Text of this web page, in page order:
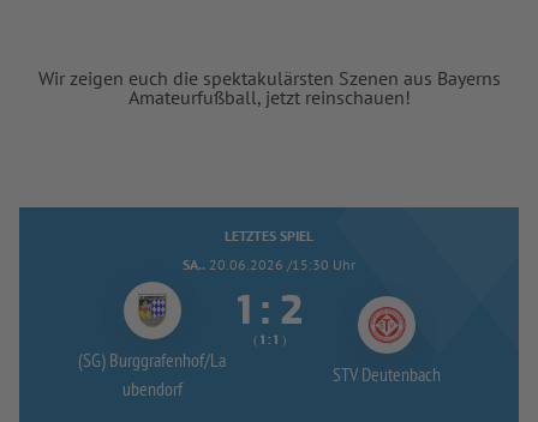
Wir zeigen euch die spektakulärsten Szenen aus Bayerns
Amateurfußball, jetzt reinschauen!
LETZTES SPIEL
SA.. 20.06.2026 /15:30 Uhr
(SG) Burggrafenhof/La
ubendorf
 : 
(  :  )
STV Deutenbach